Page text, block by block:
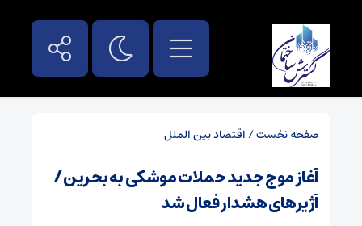
صفحه نخست/ اقتصاد بین الملل
آغاز موج جدید حملات موشکی به بحرین /
آژیرهای هشدار فعال شد